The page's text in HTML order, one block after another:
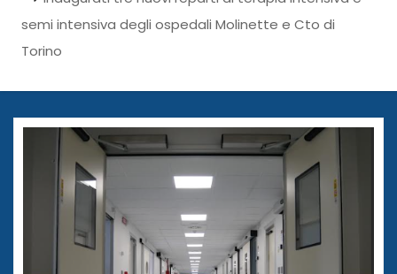
semi intensiva degli ospedali Molinette e Cto di
Torino